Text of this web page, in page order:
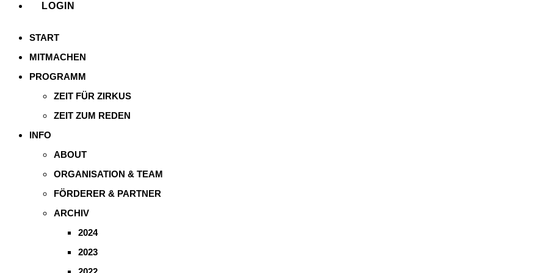
LOGIN
START
MITMACHEN
PROGRAMM
ZEIT FÜR ZIRKUS
ZEIT ZUM REDEN
INFO
ABOUT
ORGANISATION & TEAM
FÖRDERER & PARTNER
ARCHIV
2024
2023